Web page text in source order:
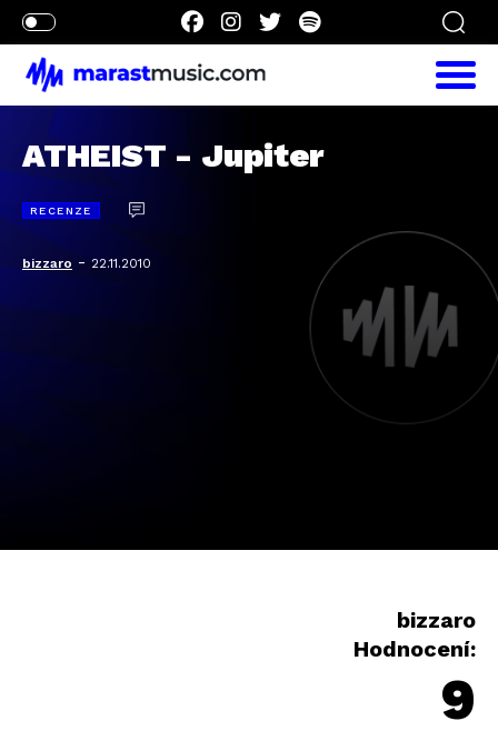
ATHEIST - Jupiter
RECENZE
bizzaro - 22.11.2010
bizzaro
Hodnocení:
9